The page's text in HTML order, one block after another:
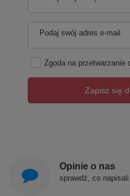
Podaj swój adres e-mail
Zgoda na przetwarzanie
Zapisz się
Opinie o nas
sprawdź, co